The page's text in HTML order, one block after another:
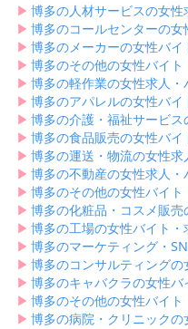
▶︎ 博多の人材サービスの女性
▶︎ 博多のコールセンターの女
▶︎ 博多のメーカーの女性バイ
▶︎ 博多のその他の女性バイト
▶︎ 博多の軽作業の女性求人・
▶︎ 博多のアパレルの女性バイ
▶︎ 博多の介護・福祉サービス
▶︎ 博多の食品販売の女性バイ
▶︎ 博多の運送・物流の女性求
▶︎ 博多の不動産の女性求人・
▶︎ 博多のその他の女性バイト
▶︎ 博多の化粧品・コスメ販売
▶︎ 博多の工場の女性バイト・
▶︎ 博多のマーケティング・
▶︎ 博多のコンサルティングの
▶︎ 博多のキャバクラの女性バ
▶︎ 博多のその他の女性バイト
▶︎ 博多の病院・クリニックの